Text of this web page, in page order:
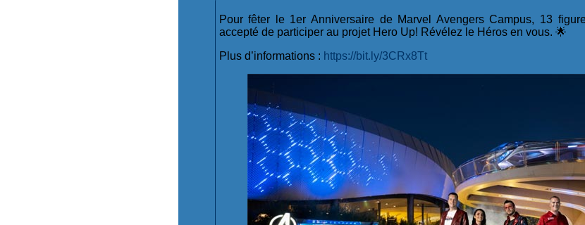
Pour fêter le 1er Anniversaire de Marvel Avengers Campus, 13
accepté de participer au projet Hero Up! Révélez le Héros en vous. 🌟
Plus d’informations : https://bit.ly/3CRx8Tt